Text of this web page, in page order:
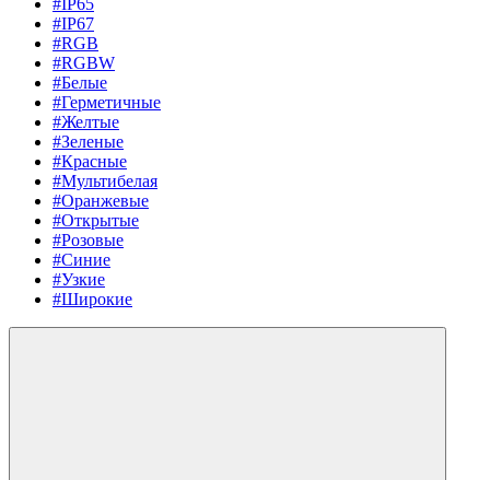
#IP65
#IP67
#RGB
#RGBW
#Белые
#Герметичные
#Желтые
#Зеленые
#Красные
#Мультибелая
#Оранжевые
#Открытые
#Розовые
#Синие
#Узкие
#Широкие